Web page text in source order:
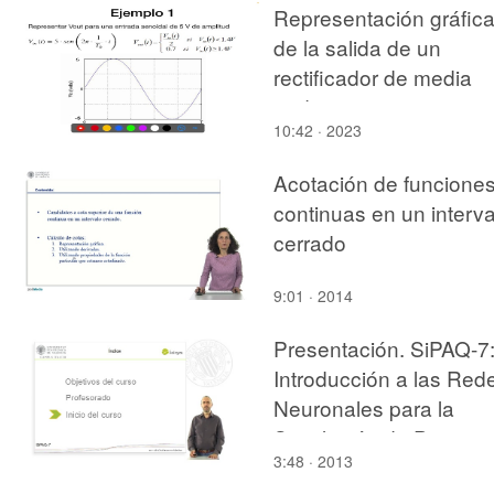
Representación gráfica
de la salida de un
rectificador de media
onda
10:42 · 2023
Acotación de
continuas en un
cerrado
9:01 · 2014
Presentación. SiPAQ-7:
Introducción a las
Neuronales para la
Simulación de
con Matlab¿ y Scilab¿
3:48 · 2013